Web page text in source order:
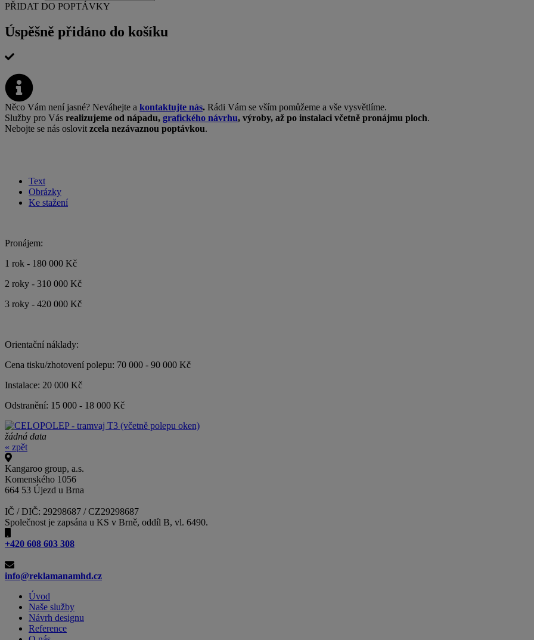
PŘIDAT DO POPTÁVKY
Úspěšně přidáno do košíku
Něco Vám není jasné? Neváhejte a kontaktujte nás. Rádi Vám se vším pomůžeme a vše vysvětlíme.
Služby pro Vás realizujeme od nápadu, grafického návrhu, výroby, až po instalaci včetně pronájmu ploch.
Nebojte se nás oslovit zcela nezávaznou poptávkou.
Text
Obrázky
Ke stažení
Pronájem:
1 rok - 180 000 Kč
2 roky - 310 000 Kč
3 roky - 420 000 Kč
Orientační náklady:
Cena tisku/zhotovení polepu: 70 000 - 90 000 Kč
Instalace: 20 000 Kč
Odstranění: 15 000 - 18 000 Kč
žádná data
« zpět
Kangaroo group, a.s.
Komenského 1056
664 53 Újezd u Brna
IČ / DIČ: 29298687 / CZ29298687
Společnost je zapsána u KS v Brně, oddíl B, vl. 6490.
+420 608 603 308
info@reklamanamhd.cz
Úvod
Naše služby
Návrh designu
Reference